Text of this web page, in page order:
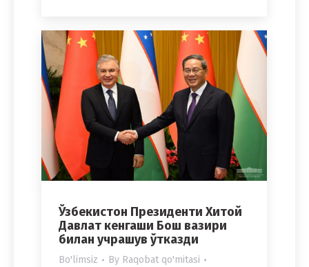
Ўзбекистон Президенти Хитой
Давлат кенгаши Бош вазири
билан учрашув ўтказди
Bo'limsiz By Raqobat qo'mitasi